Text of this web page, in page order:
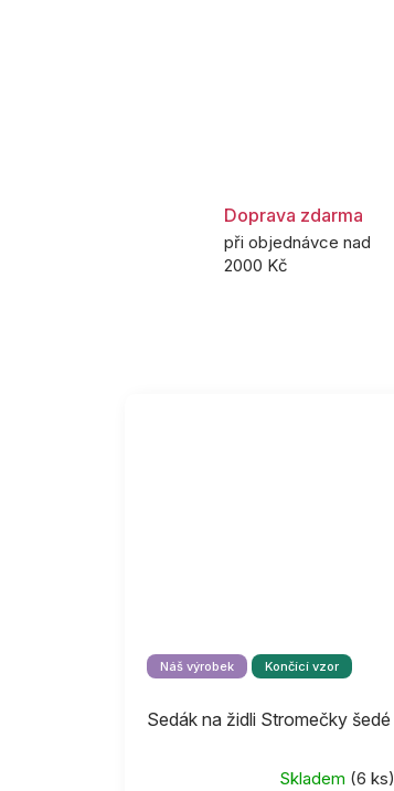
Doprava zdarma
při objednávce nad
2000 Kč
Náš výrobek Končící vzor
Sedák na židli Stromečky šedé
Skladem (6 ks)